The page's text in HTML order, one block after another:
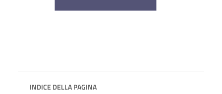
INDICE DELLA PAGINA